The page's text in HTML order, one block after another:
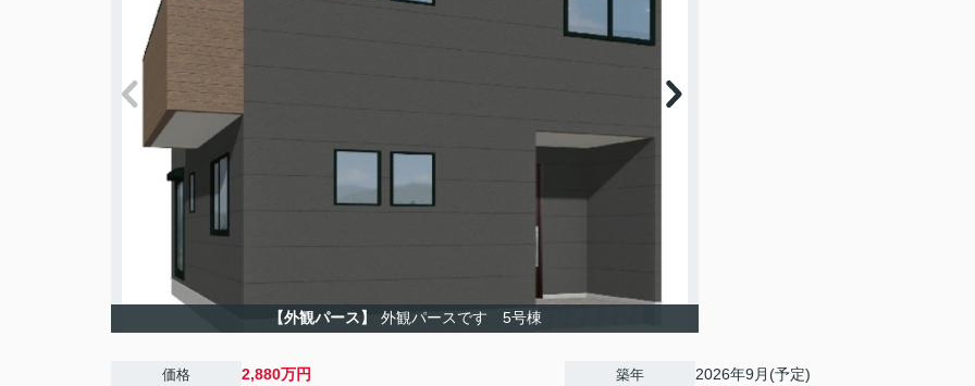
【外観パース】 外観パースです 5号棟
価格 2,880万円 築年 2026年9月(予定)